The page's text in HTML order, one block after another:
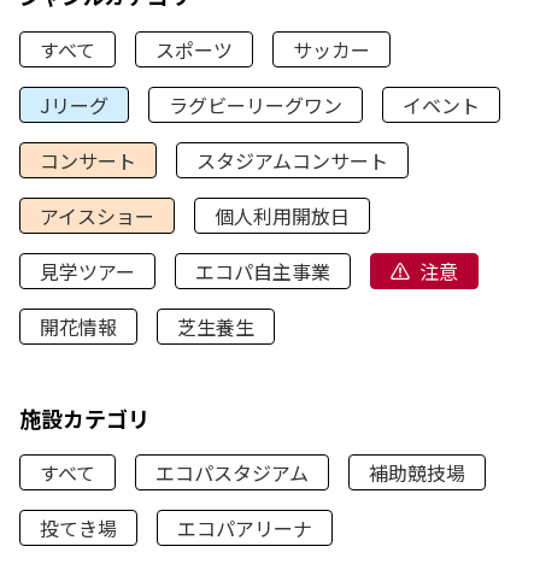
すべて スポーツ
サッカー
Jリーグ
ラグビーリーグワン
イベント
コンサート
スタジアムコンサート
アイスショー
個人利用開放日
見学ツアー
エコパ自主事業
注意
開花情報
芝生養生
施設カテゴリ
すべて エコパスタジアム
補助競技場
投てき場
エコパアリーナ